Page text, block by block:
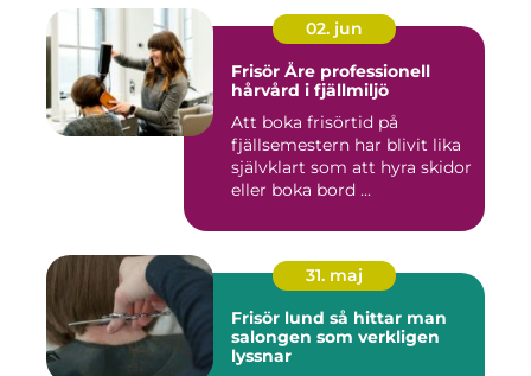
02. jun
Frisör Åre professionell
hårvård i fjällmiljö
Att boka frisörtid på
fjällsemestern har blivit lika
självklart som att hyra skidor
eller boka bord ...
31. maj
Frisör lund så hittar man
salongen som verkligen
lyssnar